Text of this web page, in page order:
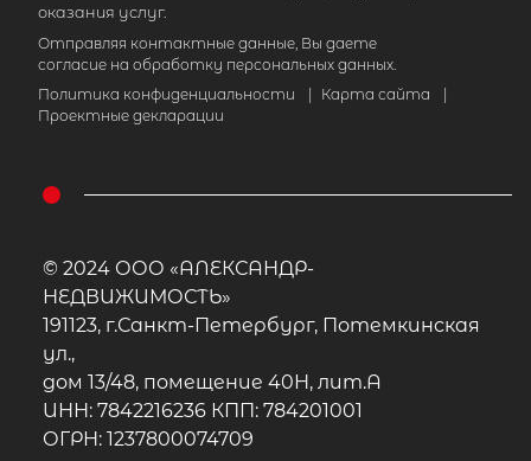
оказания услуг.
Отправляя контактные данные, Вы даете
согласие на обработку персональных данных.
Политика конфиденциальности
Карта сайта
Проектные декларации
© 2024 ООО «АЛЕКСАНДР-
НЕДВИЖИМОСТЬ»
191123, г.Санкт-Петербург, Потемкинская
ул.,
дом 13/48, помещение 40Н, лит.А
ИНН: 7842216236 КПП: 784201001
ОГРН: 1237800074709